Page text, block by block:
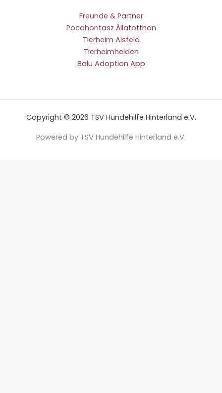
Freunde & Partner
Pocahontasz Állatotthon
Tierheim Alsfeld
Tierheimhelden
Balu Adoption App
Copyright © 2026 TSV Hundehilfe Hinterland e.V.
Powered by TSV Hundehilfe Hinterland e.V.